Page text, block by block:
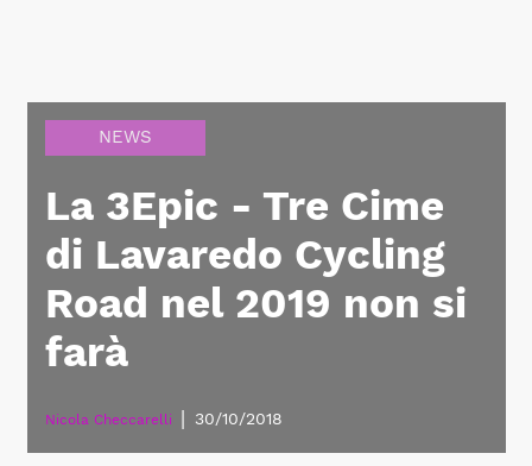
NEWS
La 3Epic - Tre Cime
di Lavaredo Cycling
Road nel 2019 non si
farà
Nicola Checcarelli 30/10/2018